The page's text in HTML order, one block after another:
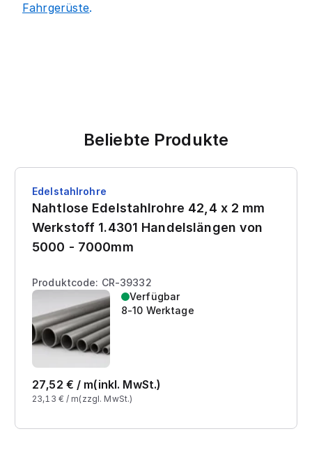
Fahrgerüste.
Beliebte Produkte
Edelstahlrohre
Nahtlose Edelstahlrohre 42,4 x 2 mm
Werkstoff 1.4301 Handelslängen von
5000 - 7000mm
Produktcode: CR-39332
Verfügbar
8-10 Werktage
27,52 € / m(inkl. MwSt.)
23,13 € / m(zzgl. MwSt.)